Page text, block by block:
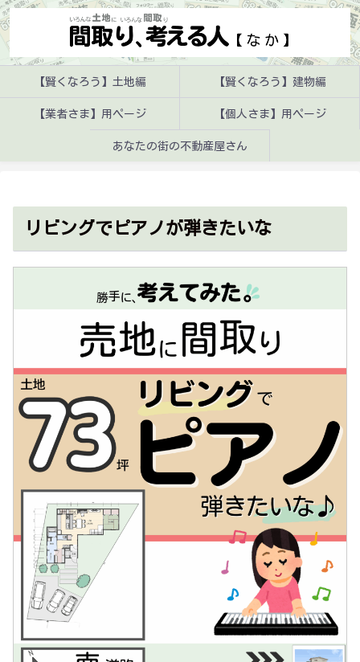
【賢くなろう】土地編 【賢くなろう】建物編
【業者さま】用ページ 【個人さま】用ページ
あなたの街の不動産屋さん
リビングでピアノが弾きたいな